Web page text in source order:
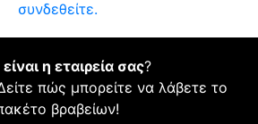
συνδεθείτε.
η εταιρεία σας?
πώς μπορείτε να λάβετε το
βραβείων!